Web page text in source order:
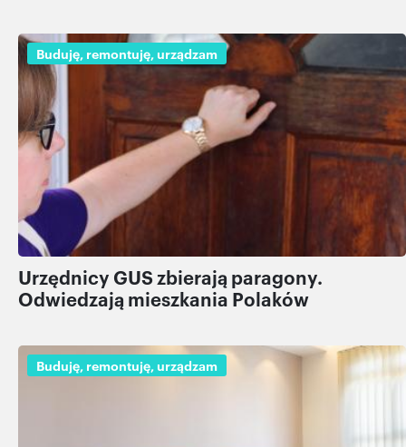
Buduję, remontuję, urządzam
Urzędnicy GUS zbierają paragony.
Odwiedzają mieszkania Polaków
Buduję, remontuję, urządzam